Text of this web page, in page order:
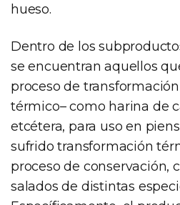
hueso.
Dentro de los
se encuentran aquellos
proceso de
térmico– como harina de
etcétera, para uso en
sufrido transformación
proceso de conservación,
salados de distintas